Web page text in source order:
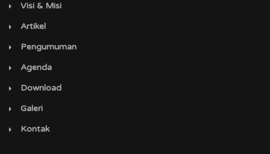
Visi & Misi
Artikel
Pengumuman
Agenda
Download
Galeri
Kontak